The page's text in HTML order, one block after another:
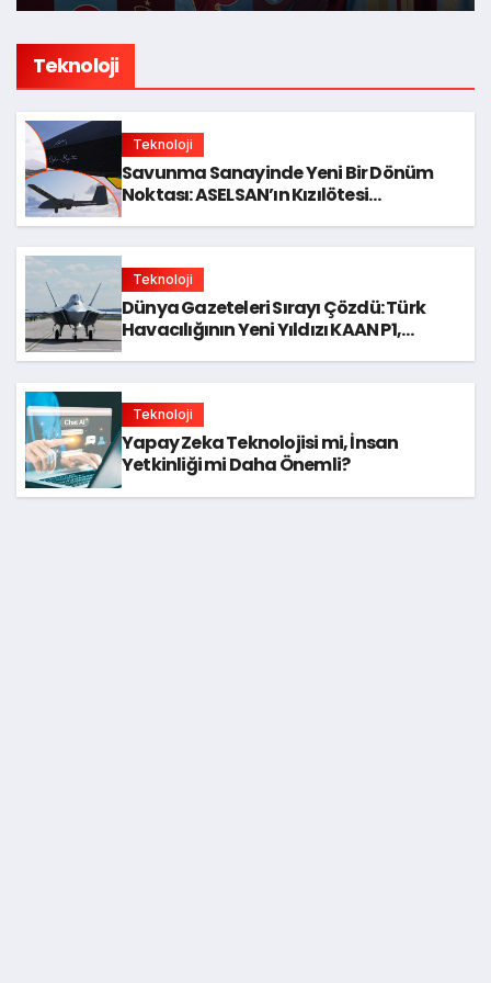
Teknoloji
Teknoloji
Savunma Sanayinde Yeni Bir Dönüm
Noktası: ASELSAN’ın Kızılötesi
Teknoloji
Dünya Gazeteleri Sırayı Çözdü: Türk
Havacılığının Yeni Yıldızı KAAN P1,
Teknoloji
Yapay Zeka Teknolojisi mi, İnsan
Yetkinliği mi Daha Önemli?